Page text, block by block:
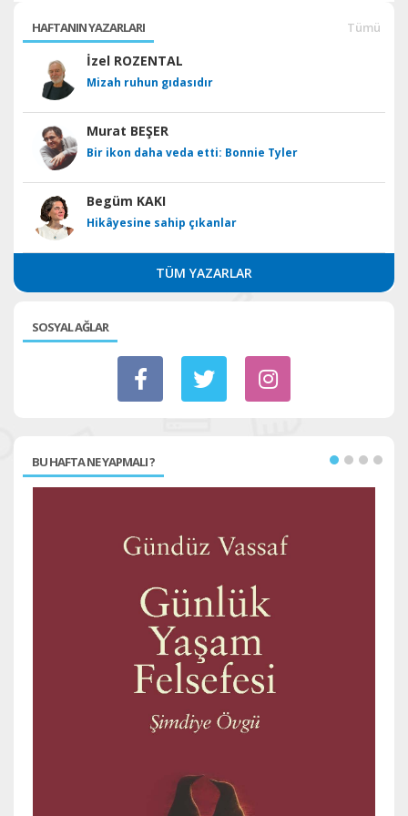
HAFTANIN YAZARLARI Tümü
İzel ROZENTAL
Mizah ruhun gıdasıdır
Murat BEŞER
Bir ikon daha veda etti: Bonnie Tyler
Begüm KAKI
Hikâyesine sahip çıkanlar
TÜM YAZARLAR
SOSYAL AĞLAR
BU HAFTA NE YAPMALI ?